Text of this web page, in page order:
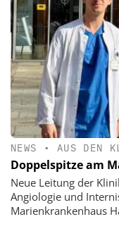
NEWS • AUS DEN
Doppelspitze am
Neue Leitung der
Angiologie und
Marienkrankenhaus